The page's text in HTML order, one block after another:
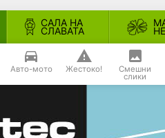
САЛА НА
СЛАВАТА
Авто-мото Жестоко! Смешни
слики